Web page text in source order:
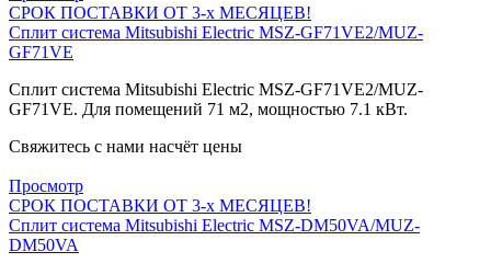
СРОК ПОСТАВКИ ОТ 3-х МЕСЯЦЕВ!
Сплит система Mitsubishi Electric MSZ-GF71VE2/MUZ-
GF71VE
Сплит система Mitsubishi Electric MSZ-GF71VE2/MUZ-
GF71VE. Для помещений 71 м2, мощностью 7.1 кВт.
Свяжитесь с нами насчёт цены
Просмотр
СРОК ПОСТАВКИ ОТ 3-х МЕСЯЦЕВ!
Сплит система Mitsubishi Electric MSZ-DM50VA/MUZ-
DM50VA